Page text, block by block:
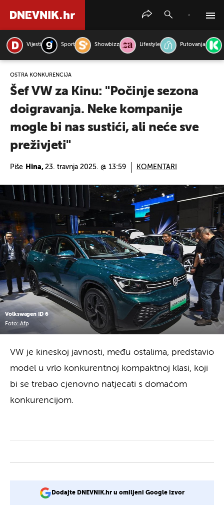
Vijesti Sport Showbizz Lifestyle Putovanja
OŠTRA KONKURENCIJA
Šef VW za Kinu: "Počinje sezona
doigravanja. Neke kompanije
mogle bi nas sustići, ali neće sve
preživjeti"
Piše Hina, 23. travnja 2025. @ 13:59 KOMENTARI
Volkswagen ID 6
Foto: Afp
VW je kineskoj javnosti, među ostalima, predstavio
model u vrlo konkurentnoj kompaktnoj klasi, koji
bi se trebao cjenovno natjecati s domaćom
konkurencijom.
Dodajte DNEVNIK.hr u omiljeni Google izvor
PRETRAŽITE VIJESTI